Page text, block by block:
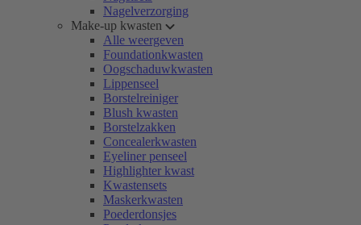
Nagelverzorging
Make-up kwasten
Alle weergeven
Foundationkwasten
Oogschaduwkwasten
Lippenseel
Borstelreiniger
Blush kwasten
Borstelzakken
Concealerkwasten
Eyeliner penseel
Highlighter kwast
Kwastensets
Maskerkwasten
Poederdonsjes